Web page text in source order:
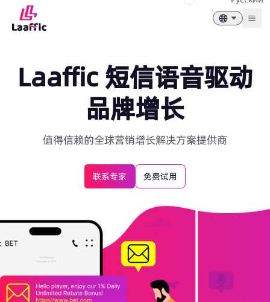
Laaffic 短信语音驱动
品牌增长
值得信赖的全球营销增长解决方案提供商
联系专家 免费试用